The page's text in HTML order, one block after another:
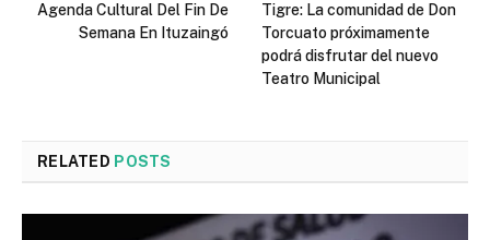
Agenda Cultural Del Fin De
Semana En Ituzaingó
Tigre: La comunidad de Don
Torcuato próximamente
podrá disfrutar del nuevo
Teatro Municipal
RELATED POSTS